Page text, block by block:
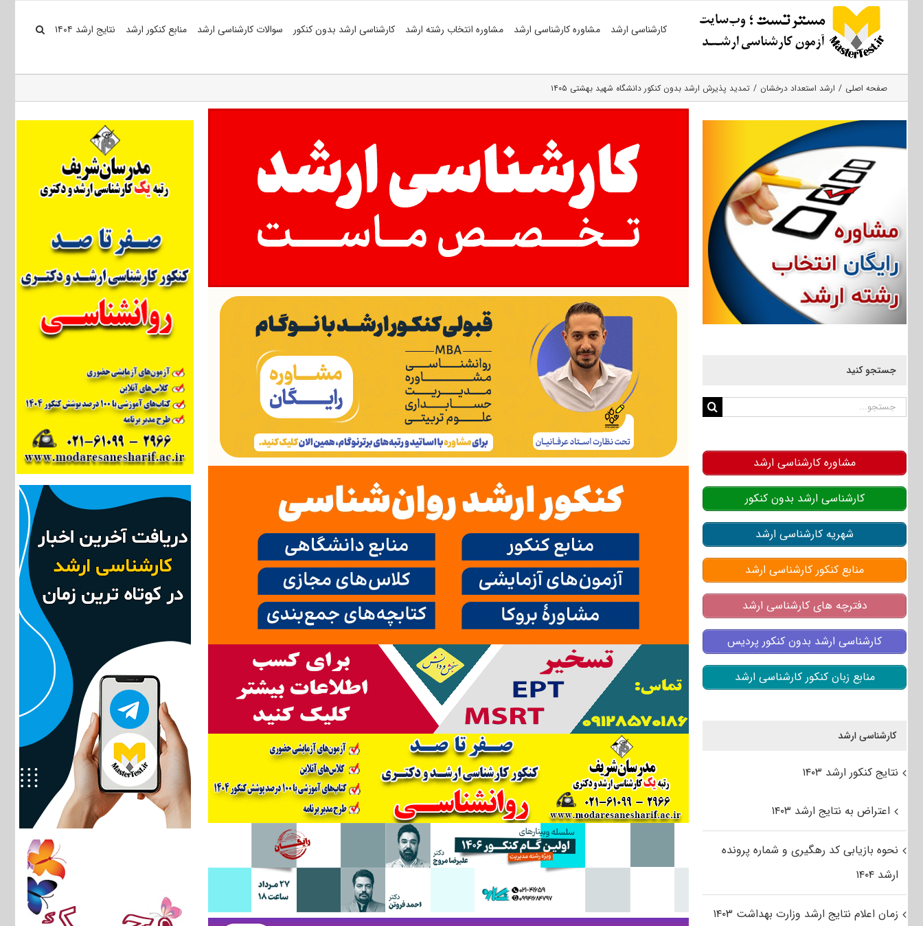
کارشناسی ارشد مشاوره کارشناسی ارشد مشاوره انتخاب رشته ارشد کارشناسی ارشد بدون کنکور سوالات کارشناسی ارشد منابع کنکور ارشد نتایج ارشد ۱۴۰۴
صفحه اصلی ارشد استعداد درخشان تمدید پذیرش ارشد بدون کنکور دانشگاه شهید بهشتی ۱۴۰۵
جستجو کنید
جستجو
مشاوره کارشناسی ارشد
کارشناسی ارشد بدون کنکور
شهریه کارشناسی ارشد
منابع کنکور کارشناسی ارشد
دفترچه های کارشناسی ارشد
کارشناسی ارشد بدون کنکور پردیس
منابع زبان کنکور کارشناسی ارشد
کارشناسی ارشد
نتایج کنکور ارشد ۱۴۰۳
اعتراض به نتایج ارشد ۱۴۰۳
نحوه بازیابی کد رهگیری و شماره پرونده
ارشد ۱۴۰۴
زمان اعلام نتایج ارشد وزارت بهداشت ۱۴۰۳